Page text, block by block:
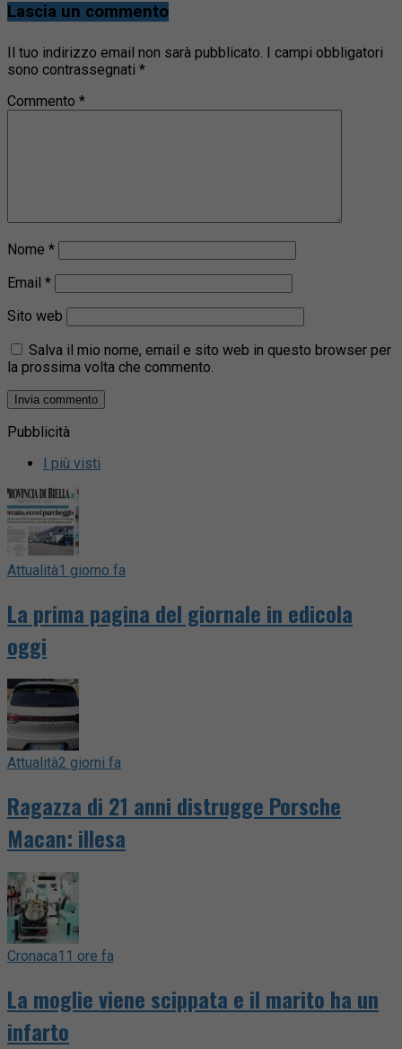
Lascia un commento
Il tuo indirizzo email non sarà pubblicato. I campi obbligatori
sono contrassegnati *
Commento *
Nome *
Email *
Sito web
Salva il mio nome, email e sito web in questo browser per
la prossima volta che commento.
Pubblicità
I più visti
Attualità1 giorno fa
La prima pagina del giornale in edicola
oggi
Attualità2 giorni fa
Ragazza di 21 anni distrugge Porsche
Macan: illesa
Cronaca11 ore fa
La moglie viene scippata e il marito ha un
infarto